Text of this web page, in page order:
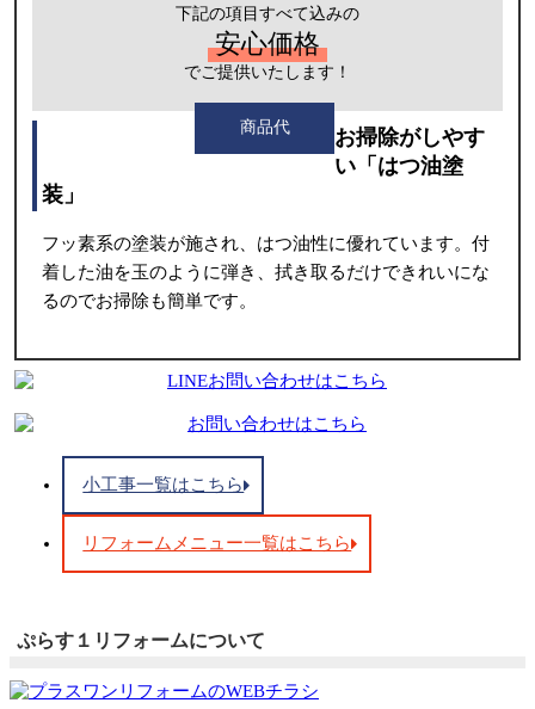
下記の項目すべて込みの
安心価格
でご提供いたします！
商品代
お掃除がしやす
い「はつ油塗
装」
フッ素系の塗装が施され、はつ油性に優れています。付
着した油を玉のように弾き、拭き取るだけできれいにな
るのでお掃除も簡単です。
小工事一覧はこちら
リフォームメニュー一覧はこちら
ぷらす１リフォームについて